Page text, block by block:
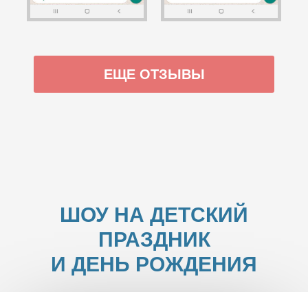
ЕЩЕ ОТЗЫВЫ
ШОУ НА ДЕТСКИЙ
ПРАЗДНИК
И ДЕНЬ РОЖДЕНИЯ